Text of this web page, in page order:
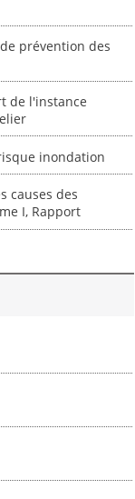
prévention des
de l'instance
inondation
causes des
I, Rapport